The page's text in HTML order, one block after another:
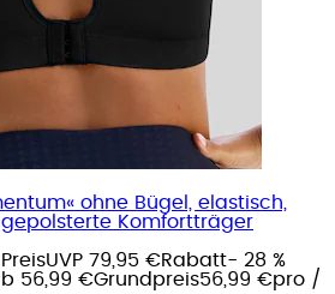
ohne Bügel, elastisch,
Komfortträger
UVP 79,95 €Rabatt- 28 %
56,99 €Grundpreis56,99 €pro /